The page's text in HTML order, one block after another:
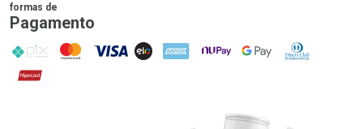
formas de
Pagamento
PIX MasterCard
VISA ELO AMEX NuPay Google PayDiners Club
Hipercard